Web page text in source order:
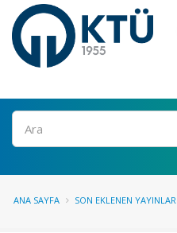
Ara
ANA SAYFA SON EKLENEN YAYINLAR